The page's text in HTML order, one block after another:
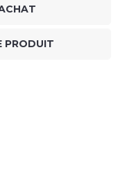
PRODUIT